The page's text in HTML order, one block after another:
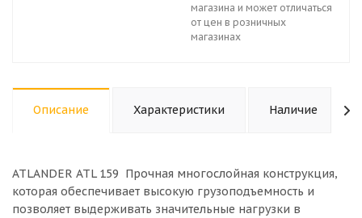
магазина и может отличаться
от цен в розничных
магазинах
Описание Характеристики Наличие
ATLANDER ATL 159 Прочная многослойная конструкция,
которая обеспечивает высокую грузоподъемность и
позволяет выдерживать значительные нагрузки в